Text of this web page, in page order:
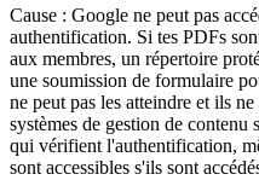
Cause : Google ne peut pas
authentification. Si tes PDFs
aux membres, un répertoire
une soumission de formulaire
ne peut pas les atteindre et ils
systèmes de gestion de
qui vérifient l'authentification,
sont accessibles s'ils sont